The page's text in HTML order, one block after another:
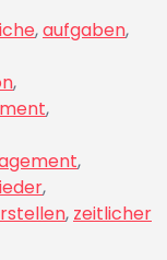
,aufgaben,
,
,
,
,
, zeitlicher